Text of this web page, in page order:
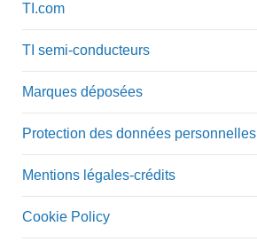
TI.com
TI semi-conducteurs
Marques déposées
Protection des données personnelles
Mentions légales-crédits
Cookie Policy